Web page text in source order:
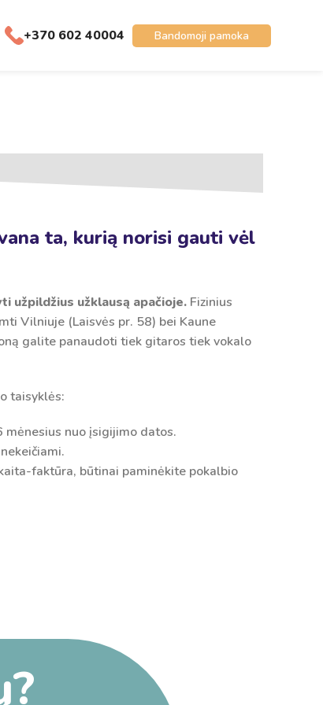
+370 602 40004 Bandomoji pamoka
ta, kurią norisi gauti vėl
užpildžius užklausą apačioje.Fizinius
Vilniuje (Laisvės pr. 58) bei Kaune
galite panaudoti tiek gitaros tiek vokalo
taisyklės:
mėnesius nuo įsigijimo datos.
faktūra, būtinai paminėkite pokalbio